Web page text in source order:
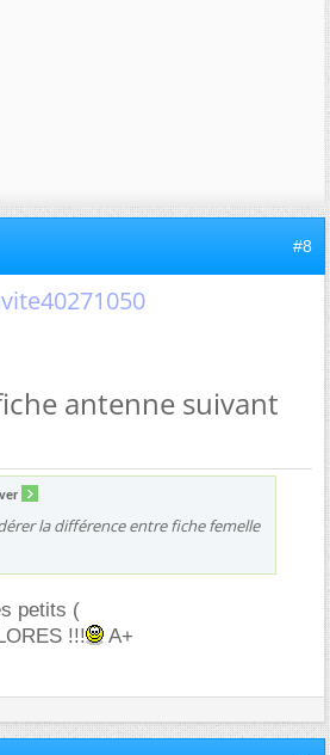
#8
antenne suivant
la différence entre fiche femelle
petits (
!!!
A+